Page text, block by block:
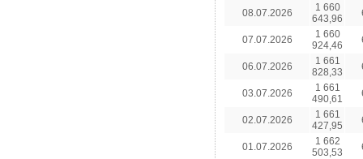
08.07.2026
1 660
643,96
07.07.2026
1 660
924,46
06.07.2026
1 661
828,33
03.07.2026
1 661
490,61
02.07.2026
1 661
427,95
01.07.2026
1 662
503,53